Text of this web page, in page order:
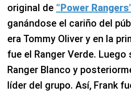
original de “Power
ganándose el cariño del
era Tommy Oliver y en la
fue el Ranger Verde.
Ranger Blanco y
líder del grupo. Así, Frank